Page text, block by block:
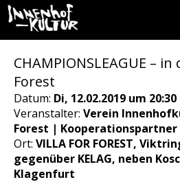
CHAMPIONSLEAGUE –
Forest
Datum: Di, 12.02.2019 um 20:30
Veranstalter: Verein
Forest |
Ort: VILLA FOR FOREST,
gegenüber KELAG, neben
Klagenfurt